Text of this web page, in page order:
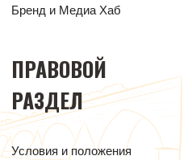
Бренд и Медиа Хаб
ПРАВОВОЙ
РАЗДЕЛ
Условия и положения